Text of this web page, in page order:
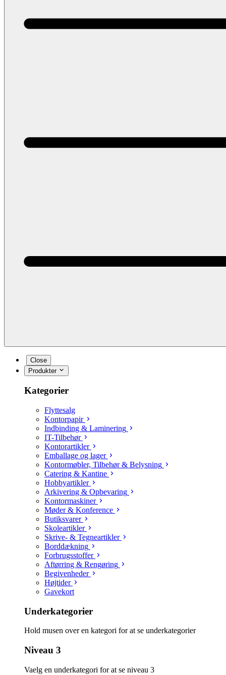
Close
Produkter
Kategorier
Flyttesalg
Kontorpapir
Indbinding & Laminering
IT-Tilbehør
Kontorartikler
Emballage og lager
Kontormøbler, Tilbehør & Belysning
Catering & Kantine
Hobbyartikler
Arkivering & Opbevaring
Kontormaskiner
Møder & Konference
Butiksvarer
Skoleartikler
Skrive- & Tegneartikler
Borddækning
Forbrugsstoffer
Aftørring & Rengøring
Begivenheder
Højtider
Gavekort
Underkategorier
Hold musen over en kategori for at se underkategorier
Niveau 3
Vaelg en underkategori for at se niveau 3